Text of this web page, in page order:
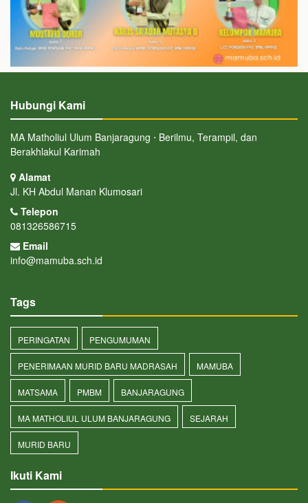
Hubungi Kami
MA Matholiul Ulum Banjaragung ⋅ Berilmu, Terampil, dan
Berakhlakul Karimah
Alamat
Jl. KH Abdul Manan Klumosari
Telepon
081326586715
Email
info@mamuba.sch.id
Tags
PERINGATAN PENGUMUMAN
PENERIMAAN MURID BARU MADRASAH MAMUBA
MATSAMA PMBM BANJARAGUNG
MA MATHOLIUL ULUM BANJARAGUNG SEJARAH
MURID BARU
Ikuti Kami